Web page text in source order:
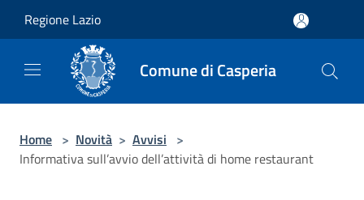
Regione Lazio
Comune di Casperia
Home > Novità > Avvisi >
Informativa sull’avvio dell’attività di home restaurant